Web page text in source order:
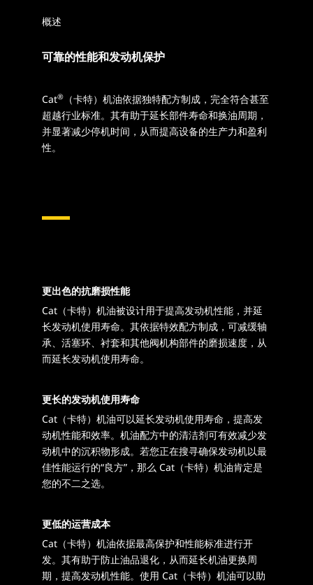
概述
可靠的性能和发动机保护
Cat®
（卡特）机油依据独特配方制成，完全符合甚至
超越行业标准。其有助于延长部件寿命和换油周期，
并显著减少停机时间，从而提高设备的生产力和盈利
性。
更出色的抗磨损性能
Cat（卡特）机油被设计用于提高发动机性能，并延
长发动机使用寿命。其依据特效配方制成，可减缓轴
承、活塞环、衬套和其他阀机构部件的磨损速度，从
而延长发动机使用寿命。
更长的发动机使用寿命
Cat（卡特）机油可以延长发动机使用寿命，提高发
动机性能和效率。机油配方中的清洁剂可有效减少发
动机中的沉积物形成。若您正在搜寻确保发动机以最
佳性能运行的“良方”，那么 Cat（卡特）机油肯定是
您的不二之选。
更低的运营成本
Cat（卡特）机油依据最高保护和性能标准进行开
发。其有助于防止油品退化，从而延长机油更换周
期，提高发动机性能。使用 Cat（卡特）机油可以助